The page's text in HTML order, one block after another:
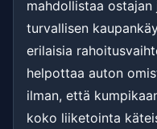
mahdollistaa
turvallisen
erilaisia
helpottaa auton
ilman, että
koko liiketointa